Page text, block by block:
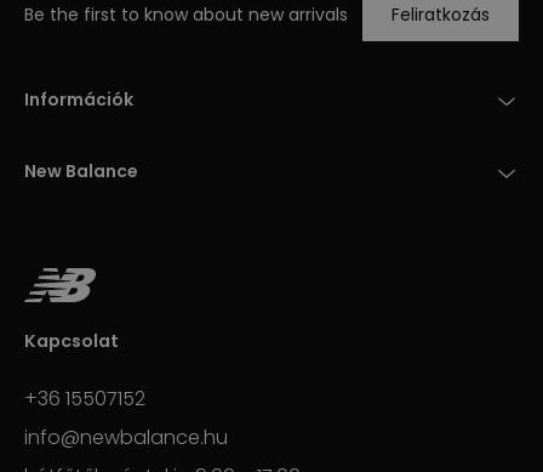
Be the first to know about new arrivals Feliratkozás
Információk
New Balance
Kapcsolat
+36 15507152
info@newbalance.hu